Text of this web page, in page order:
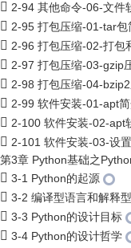
2-94 其他命令-06-文件
2-95 打包压缩-01-tar包
2-96 打包压缩-02-打包
2-97 打包压缩-03-gzip
2-98 打包压缩-04-
2-99 软件安装-01-apt
2-100 软件安装-02-apt
2-101 软件安装-03-设
第3章 Python基础之
3-1 Python的起源
3-2 编译型语言和解释
3-3 Python的设计目标
3-4 Python的设计哲学